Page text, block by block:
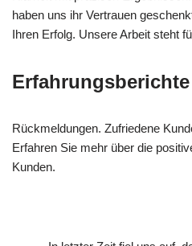
haben uns ihr Vertrauen
Ihren Erfolg. Unsere Arbeit steht
Erfahrungsberichte
Rückmeldungen. Zufriedene
Erfahren Sie mehr über die
Kunden.